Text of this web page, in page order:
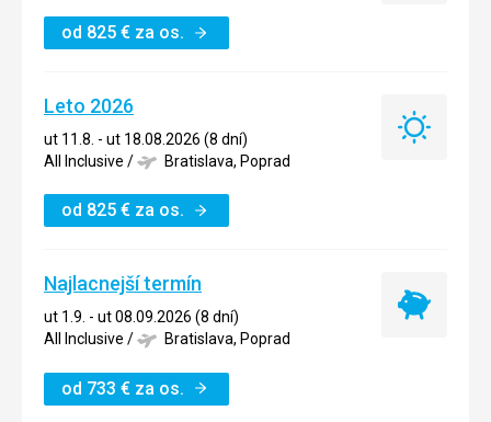
od 825 € za os.
Leto 2026
ut 11.8. - ut 18.08.2026 (8 dní)
All Inclusive / Bratislava, Poprad
od 825 € za os.
Leto
Najlacnejší termín
ut 1.9. - ut 08.09.2026 (8 dní)
All Inclusive / Bratislava, Poprad
od 733 € za os.
Najlacnejší